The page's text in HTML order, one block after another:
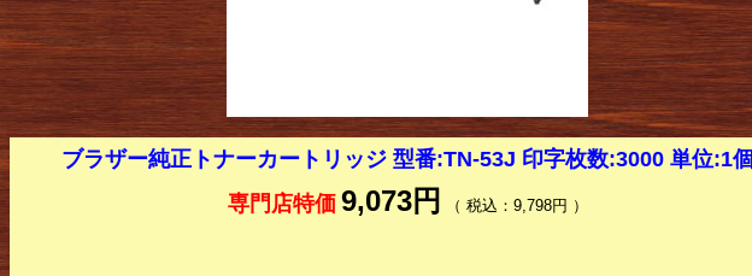
ブラザー純正トナーカートリッジ 型番:TN-53J 印字枚数:3000 単位:1個
専門店特価 9,073円 （ 税込：9,798円 ）